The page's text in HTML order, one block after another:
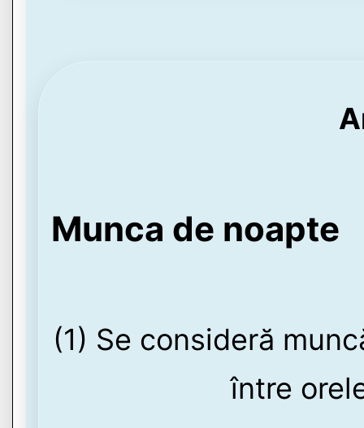
Munca de noapte
(1) Se consideră
între